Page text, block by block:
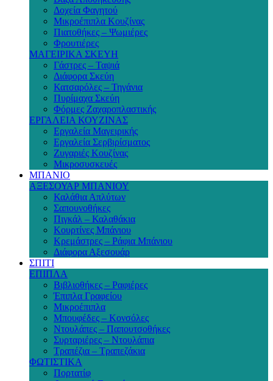
Δοχεία Φαγητού
Μικροέπιπλα Κουζίνας
Πιατοθήκες – Ψωμιέρες
Φρουτιέρες
ΜΑΓΕΙΡΙΚΑ ΣΚΕΥΗ
Γάστρες – Ταψιά
Διάφορα Σκεύη
Κατσαρόλες – Τηγάνια
Πυρίμαχα Σκεύη
Φόρμες Ζαχαροπλαστικής
ΕΡΓΑΛΕΙΑ ΚΟΥΖΙΝΑΣ
Εργαλεία Μαγειρικής
Εργαλεία Σερβιρίσματος
Ζυγαριές Κουζίνας
Μικροσυσκευές
ΜΠΑΝΙΟ
ΑΞΕΣΟΥΑΡ ΜΠΑΝΙΟΥ
Καλάθια Απλύτων
Σαπουνοθήκες
Πιγκάλ – Καλαθάκια
Κουρτίνες Μπάνιου
Κρεμάστρες – Ράφια Μπάνιου
Διάφορα Αξεσουάρ
ΣΠΙΤΙ
ΕΠΙΠΛΑ
Βιβλιοθήκες – Ραφιέρες
Έπιπλα Γραφείου
Μικροέπιπλα
Μπουφέδες – Κονσόλες
Ντουλάπες – Παπουτσοθήκες
Συρταριέρες – Ντουλάπια
Τραπέζια – Τραπεζάκια
ΦΩΤΙΣΤΙΚΑ
Πορτατίφ